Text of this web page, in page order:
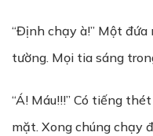
“Định chạy à!” Một
tường. Mọi tia sáng
“Á! Máu!!!” Có tiếng
mặt. Xong chúng chạy